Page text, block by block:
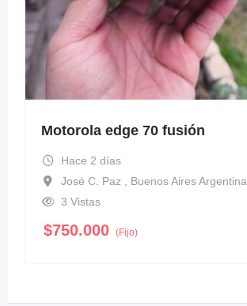
Motorola edge 70 fusión
Hace 2 días
José C. Paz , Buenos Aires Argentina
3 Vistas
$750.000 (Fijo)